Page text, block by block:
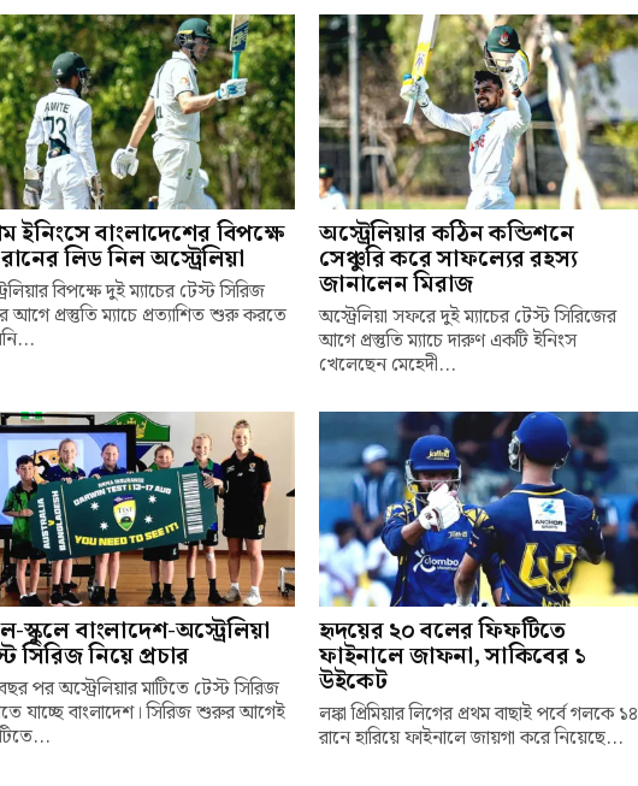
ইনিংসে বাংলাদেশের বিপক্ষে
লিড নিল অস্ট্রেলিয়া
বিপক্ষে দুই ম্যাচের টেস্ট সিরিজ
প্রস্তুতি ম্যাচে প্রত্যাশিত শুরু করতে
অস্ট্রেলিয়ার কঠিন কন্ডিশনে
সেঞ্চুরি করে সাফল্যের রহস্য
জানালেন মিরাজ
অস্ট্রেলিয়া সফরে দুই ম্যাচের টেস্ট সিরিজের
আগে প্রস্তুতি ম্যাচে দারুণ একটি ইনিংস
খেলেছেন মেহেদী...
স্কুলে বাংলাদেশ-অস্ট্রেলিয়া
সিরিজ নিয়ে প্রচার
পর অস্ট্রেলিয়ার মাটিতে টেস্ট সিরিজ
যাচ্ছে বাংলাদেশ। সিরিজ শুরুর আগেই
হৃদয়ের ২০ বলের ফিফটিতে
ফাইনালে জাফনা, সাকিবের ১
উইকেট
লঙ্কা প্রিমিয়ার লিগের প্রথম বাছাই পর্বে গলকে ১৪
রানে হারিয়ে ফাইনালে জায়গা করে নিয়েছে...